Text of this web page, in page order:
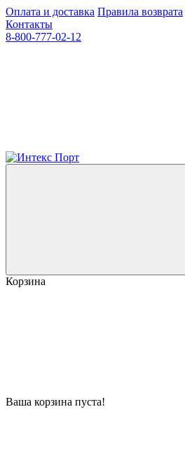
Оплата и доставка Правила возврата
Контакты
8-800-777-02-12
Корзина
Ваша корзина пуста!